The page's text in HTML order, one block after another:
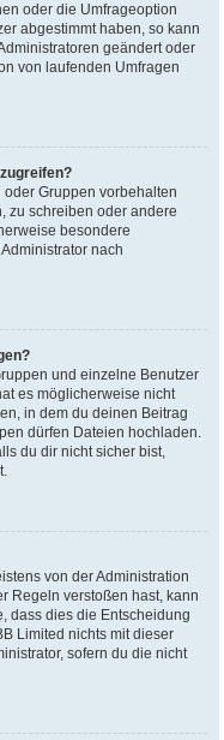
oder die Umfrageoption
abgestimmt haben, so kann
geändert oder
von laufenden Umfragen
Gruppen vorbehalten
zu schreiben oder andere
besondere
nach
und einzelne Benutzer
es möglicherweise nicht
in dem du deinen Beitrag
dürfen Dateien hochladen.
du dir nicht sicher bist,
von der Administration
Regeln verstoßen hast, kann
dass dies die Entscheidung
Limited nichts mit dieser
sofern du die nicht